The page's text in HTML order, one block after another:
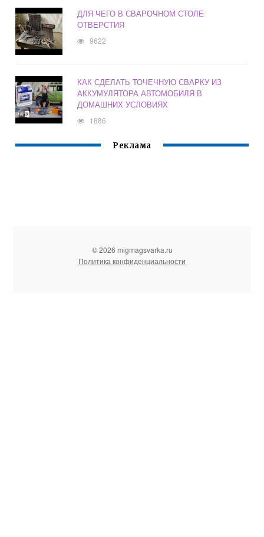
ДЛЯ ЧЕГО В СВАРОЧНОМ СТОЛЕ
ОТВЕРСТИЯ
9622
КАК СДЕЛАТЬ ТОЧЕЧНУЮ СВАРКУ ИЗ
АККУМУЛЯТОРА АВТОМОБИЛЯ В
ДОМАШНИХ УСЛОВИЯХ
1886
Реклама
© 2026 migmagsvarka.ru
Политика конфиденциальности